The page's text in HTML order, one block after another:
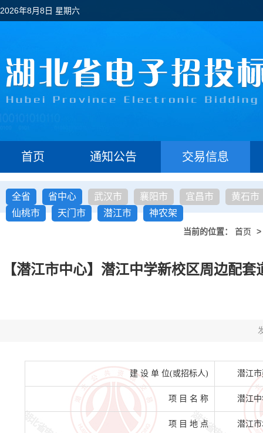
2026年8月8日 星期六
首页 通知公告 交易信息
全省 省中心 武汉市 襄阳市 宜昌市
黄石市
仙桃市
天门市 潜江市 神农架
当前的位置： 首页 >
【潜江市中心】潜江中学新校区周边配
建 设 单 位(或招标人) 潜江
项 目 名 称 潜江
项 目 地 点 潜江